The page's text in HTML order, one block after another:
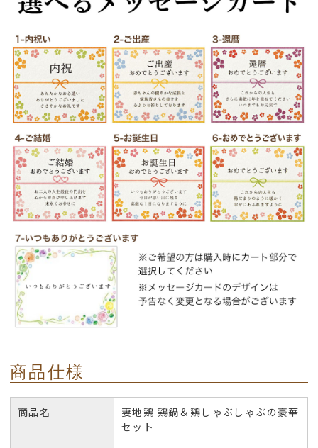
商品仕様
商品名
妻地鶏 鶏鍋＆鶏しゃぶしゃぶの豪華
セット